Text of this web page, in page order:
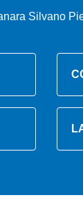
Silvano